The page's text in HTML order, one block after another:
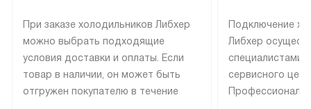
При заказе холодильников Либхер
можно выбрать подходящие
условия доставки и оплаты. Если
товар в наличии, он может быть
отгружен покупателю в течение
Подключение
Либхер
специалистами
сервисного